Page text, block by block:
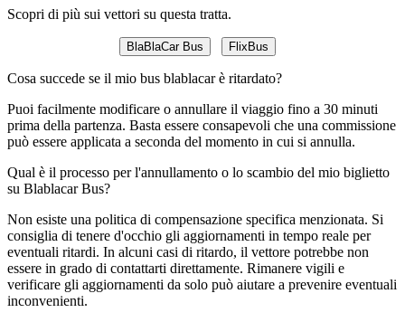
Scopri di più sui vettori su questa tratta.
BlaBlaCar Bus FlixBus
Cosa succede se il mio bus blablacar è ritardato?
Puoi facilmente modificare o annullare il viaggio fino a 30 minuti
prima della partenza. Basta essere consapevoli che una commissione
può essere applicata a seconda del momento in cui si annulla.
Qual è il processo per l'annullamento o lo scambio del mio biglietto
su Blablacar Bus?
Non esiste una politica di compensazione specifica menzionata. Si
consiglia di tenere d'occhio gli aggiornamenti in tempo reale per
eventuali ritardi. In alcuni casi di ritardo, il vettore potrebbe non
essere in grado di contattarti direttamente. Rimanere vigili e
verificare gli aggiornamenti da solo può aiutare a prevenire eventuali
inconvenienti.